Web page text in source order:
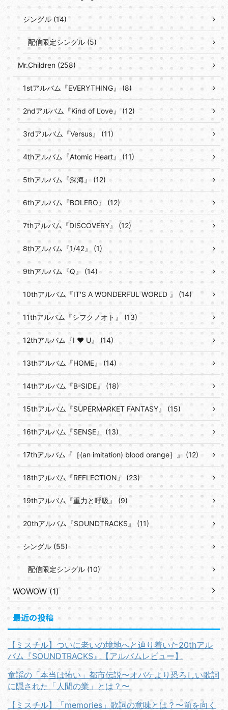
シングル (14)
配信限定シングル (5)
Mr.Children (258)
1stアルバム『EVERYTHING』 (8)
2ndアルバム『Kind of Love』 (12)
3rdアルバム『Versus』 (11)
4thアルバム『Atomic Heart』 (11)
5thアルバム『深海』 (12)
6thアルバム『BOLERO』 (12)
7thアルバム『DISCOVERY』 (12)
8thアルバム『1/42』 (1)
9thアルバム『Q』 (14)
10thアルバム『IT'S A WONDERFUL WORLD 』 (14)
11thアルバム『シフクノオト』 (13)
12thアルバム『I ♥ U』 (14)
13thアルバム『HOME』 (14)
14thアルバム『B-SIDE』 (18)
15thアルバム『SUPERMARKET FANTASY』 (15)
16thアルバム『SENSE』 (13)
17thアルバム『［(an imitation) blood orange］』 (12)
18thアルバム『REFLECTION』 (23)
19thアルバム『重力と呼吸』 (9)
20thアルバム『SOUNDTRACKS』 (11)
シングル (55)
配信限定シングル (10)
WOWOW (1)
最近の投稿
【ミスチル】ついに老いの境地へと辿り着いた20thアル
バム『SOUNDTRACKS』【アルバムレビュー】
童謡の「本当は怖い」都市伝説〜オバケより恐ろしい歌詞
に隠された「人間の業」とは？〜
【ミスチル】「memories」歌詞の意味とは？〜前を向く